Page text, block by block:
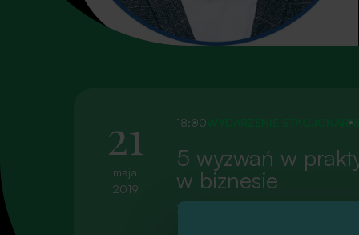
21
maja
2019
18:00 WYDARZENIE
5 wyzwań w
w biznesie
Zapraszamy na #54 Talk4Devs!
Zobacz